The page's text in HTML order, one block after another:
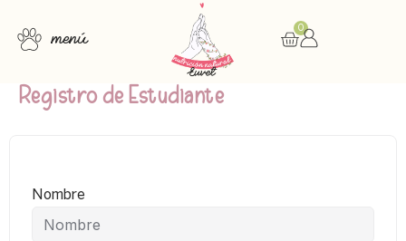
menú
0
Registro de Estudiante
Nombre